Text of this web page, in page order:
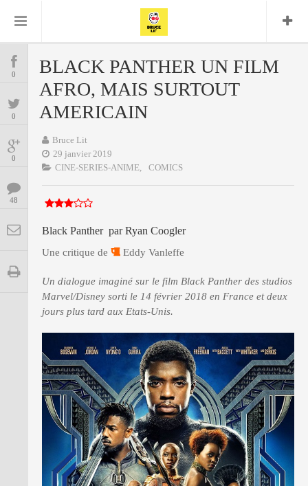
COMICS
MANGAS
BD
ENCYCLOPEGEEK
CINE-SERIES-ANIME
MUSIQUE
LA BRUCE TEAM : SAISON 13
0
0
0
48
BLACK PANTHER UN FILM
AFRO, MAIS SURTOUT
AMERICAIN
Bruce Lit
29 janvier 2019
CINE-SERIES-ANIME,
COMICS
Black Panther par Ryan Coogler
Une critique de Eddy Vanleffe
Un dialogue imaginé sur le film Black Panther des studios
Marvel/Disney sorti le 14 février 2018 en France et deux
jours plus tard aux Etats-Unis.
Comics
Daredevil
Delcourt
Encyclopegeek
Figure
Replay
Focus Frank Miller Garth Ennis
Glénat Graphic Novel image
Independants JB Vu Van
Nguyen Lug Mangas
Marvel
Panini Patrick Faivre
Présence Punisher Rock Semic
Urban xmen